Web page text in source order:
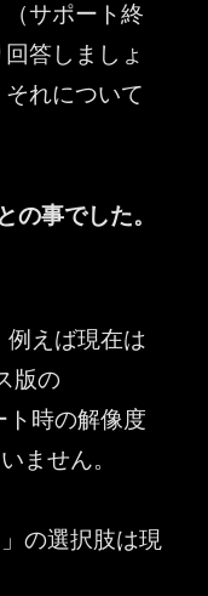
サポート終
答しましょ
れについて
事でした。
えば現在は
版の
時の解像度
ません。
の選択肢は現